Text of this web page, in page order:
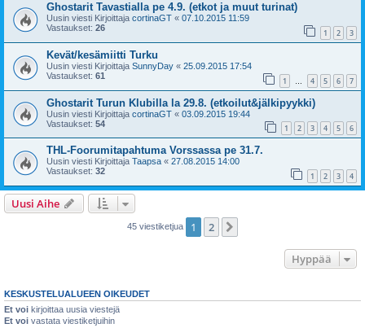
Ghostarit Tavastialla pe 4.9. (etkot ja muut turinat)
Uusin viesti Kirjoittaja cortinaGT « 07.10.2015 11:59
Vastaukset: 26 1 2 3
Kevät/kesämiitti Turku
Uusin viesti Kirjoittaja SunnyDay « 25.09.2015 17:54
Vastaukset: 61 1 … 4 5 6 7
Ghostarit Turun Klubilla la 29.8. (etkoilut&jälkipyykki)
Uusin viesti Kirjoittaja cortinaGT « 03.09.2015 19:44
Vastaukset: 54 1 2 3 4 5 6
THL-Foorumitapahtuma Vorssassa pe 31.7.
Uusin viesti Kirjoittaja Taapsa « 27.08.2015 14:00
Vastaukset: 32 1 2 3 4
Uusi Aihe
45 viestiketjua 1 2
Hyppää
KESKUSTELUALUEEN OIKEUDET
Et voi kirjoittaa uusia viestejä
Et voi vastata viestiketjuihin